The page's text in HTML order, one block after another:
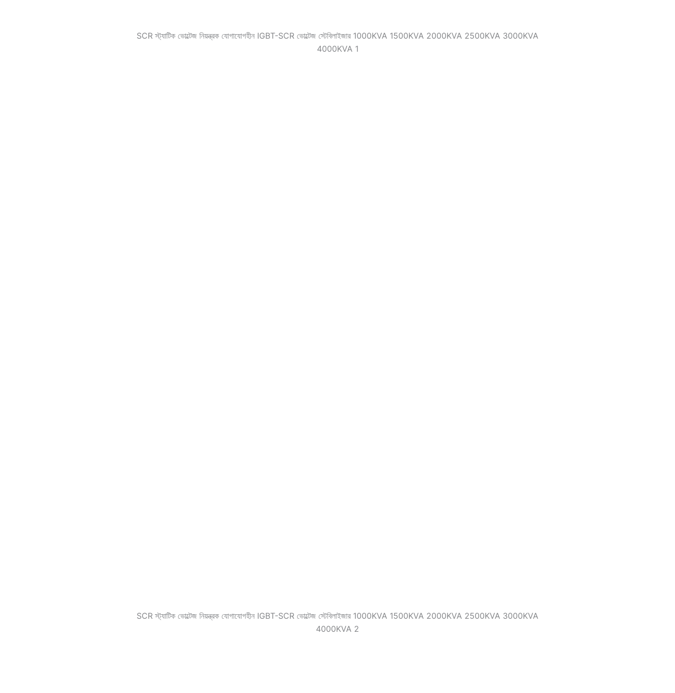
SCR স্ট্যাটিক ভোল্টেজ নিয়ন্ত্রক যোগাযোগহীন IGBT-SCR ভোল্টেজ স্টেবিলাইজার 1000KVA 1500KVA 2000KVA 2500KVA 3000KVA
4000KVA 1
SCR স্ট্যাটিক ভোল্টেজ নিয়ন্ত্রক যোগাযোগহীন IGBT-SCR ভোল্টেজ স্টেবিলাইজার 1000KVA 1500KVA 2000KVA 2500KVA 3000KVA
4000KVA 2